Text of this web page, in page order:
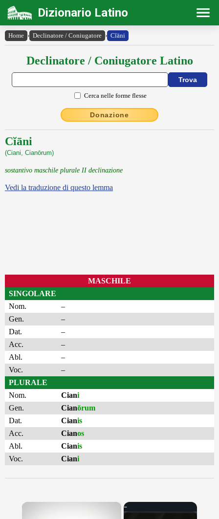
Dizionario Latino
Home › Declinatore / Coniugatore › Cĭāni
Declinatore / Coniugatore Latino
Cerca nelle forme flesse
Donazione
Cĭāni
(Ciani, Cianōrum)
sostantivo maschile plurale II declinazione
Vedi la traduzione di questo lemma
MASCHILE
SINGOLARE
Nom.
–
Gen.
–
Dat.
–
Acc.
–
Abl.
–
Voc.
–
PLURALE
Nom.
Ciani
Gen.
Cianōrum
Dat.
Cianis
Acc.
Cianos
Abl.
Cianis
Voc.
Ciani
×